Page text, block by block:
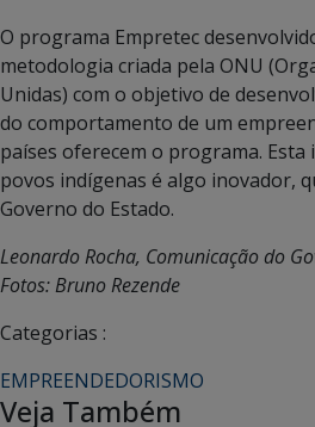
O programa Empretec
metodologia criada pela ONU
Unidas) com o objetivo de
do comportamento de um
países oferecem o programa. Esta
povos indígenas é algo inovador,
Governo do Estado.
Leonardo Rocha, Comunicação do
Fotos: Bruno Rezende
Categorias :
EMPREENDEDORISMO
Veja Também